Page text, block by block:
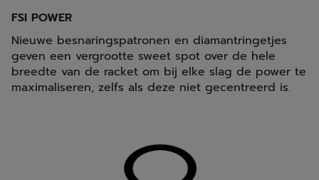
FSI POWER
Nieuwe besnaringspatronen en diamantringetjes
geven een vergrootte sweet spot over de hele
breedte van de racket om bij elke slag de power te
maximaliseren, zelfs als deze niet gecentreerd is.